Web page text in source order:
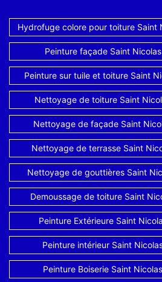
Hydrofuge colore pour toiture Saint
Peinture façade Saint
Peinture sur tuile et toiture Saint
Nettoyage de toiture Saint
Nettoyage de façade Saint
Nettoyage de terrasse Saint
Nettoyage de gouttières Saint
Demoussage de toiture Saint
Peinture Extérieure Saint
Peinture intérieur Saint
Peinture Boiserie Saint